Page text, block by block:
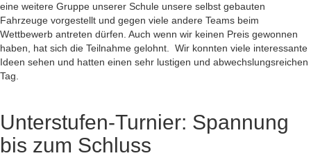
eine weitere Gruppe unserer Schule unsere selbst gebauten
Fahrzeuge vorgestellt und gegen viele andere Teams beim
Wettbewerb antreten dürfen. Auch wenn wir keinen Preis gewonnen
haben, hat sich die Teilnahme gelohnt. Wir konnten viele interessante
Ideen sehen und hatten einen sehr lustigen und abwechslungsreichen
Tag.
Unterstufen-Turnier: Spannung
bis zum Schluss